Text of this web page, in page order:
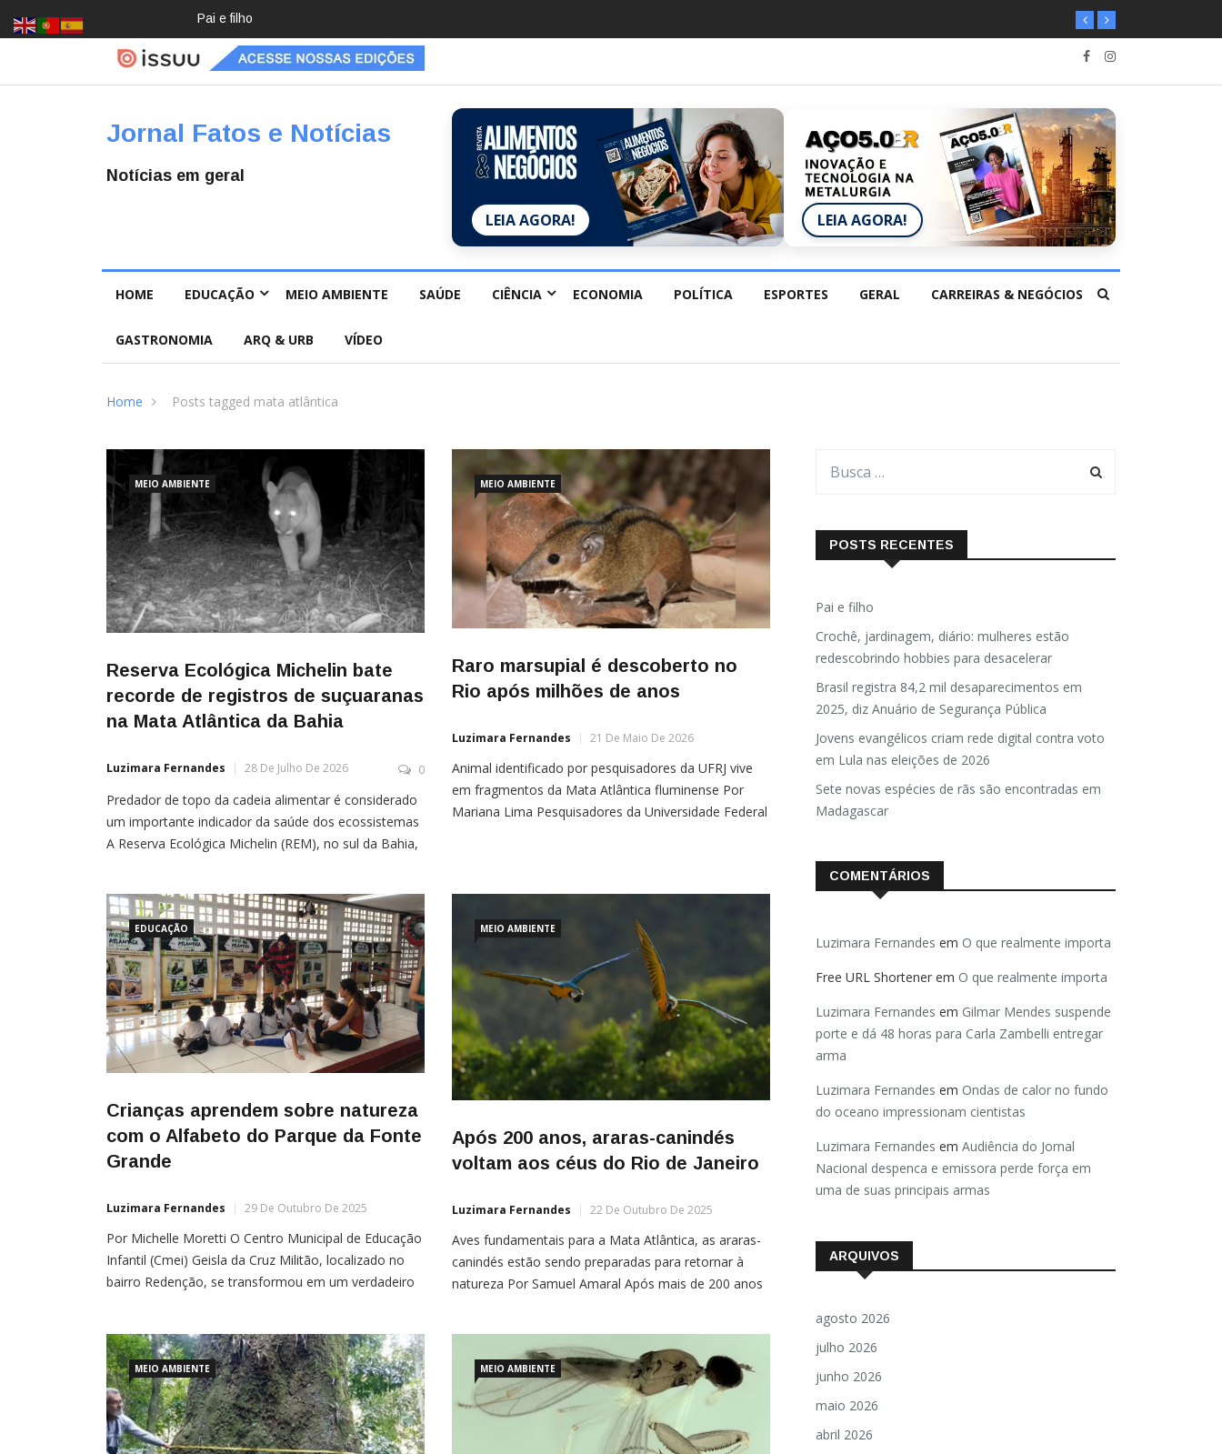
Crochê, jardinagem, diário: mulheres estão redescobrindo hobbies para desacelerar
Jornal Fatos e Notícias
Notícias em geral
LEIA AGORA! LEIA AGORA!
HOME EDUCAÇÃO MEIO AMBIENTE SAÚDE CIÊNCIA ECONOMIA POLÍTICA ESPORTES GERAL CARREIRAS & NEGÓCIOS
GASTRONOMIA ARQ & URB VÍDEO
Home Posts tagged mata atlântica
MEIO AMBIENTE
Reserva Ecológica Michelin bate
recorde de registros de suçuaranas
na Mata Atlântica da Bahia
Luzimara Fernandes 28 De Julho De 2026 0
Predador de topo da cadeia alimentar é considerado
um importante indicador da saúde dos ecossistemas
A Reserva Ecológica Michelin (REM), no sul da Bahia,
armadilhas fotográficas, em 2018. Foram 49
MEIO AMBIENTE
Raro marsupial é descoberto no
Rio após milhões de anos
Luzimara Fernandes 21 De Maio De 2026
Animal identificado por pesquisadores da UFRJ vive
em fragmentos da Mata Atlântica fluminense Por
Mariana Lima Pesquisadores da Universidade Federal
que destacou a raridade do animal e sua longa
separação evolutiva […]
EDUCAÇÃO
Crianças aprendem sobre natureza
com o Alfabeto do Parque da Fonte
Grande
Luzimara Fernandes 29 De Outubro De 2025
Por Michelle Moretti O Centro Municipal de Educação
Infantil (Cmei) Geisla da Cruz Militão, localizado no
bairro Redenção, se transformou em um verdadeiro
seus familiares, participaram de uma manhã de
descobertas e vivências com a natureza durante a
Apresentação e Dinâmica do Alfabeto do
MEIO AMBIENTE
Após 200 anos, araras-canindés
voltam aos céus do Rio de Janeiro
Luzimara Fernandes 22 De Outubro De 2025
Aves fundamentais para a Mata Atlântica, as araras-
canindés estão sendo preparadas para retornar à
natureza Por Samuel Amaral Após mais de 200 anos
espécimes foram resgatados de situação de maus-
tratos e têm passado por reabilitação desde junho.
Essa missão é […]
MEIO AMBIENTE MEIO AMBIENTE
POSTS RECENTES
Pai e filho
Crochê, jardinagem, diário: mulheres estão
redescobrindo hobbies para desacelerar
Brasil registra 84,2 mil desaparecimentos em
2025, diz Anuário de Segurança Pública
Jovens evangélicos criam rede digital contra voto
em Lula nas eleições de 2026
Sete novas espécies de rãs são encontradas em
Madagascar
COMENTÁRIOS
Luzimara Fernandes em O que realmente importa
Free URL Shortener em O que realmente importa
Luzimara Fernandes em Gilmar Mendes suspende
porte e dá 48 horas para Carla Zambelli entregar
arma
Luzimara Fernandes em Ondas de calor no fundo
do oceano impressionam cientistas
Luzimara Fernandes em Audiência do Jornal
Nacional despenca e emissora perde força em
uma de suas principais armas
ARQUIVOS
agosto 2026
julho 2026
junho 2026
maio 2026
abril 2026